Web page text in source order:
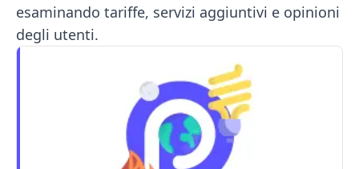
esaminando tariffe, servizi aggiuntivi e opinioni
degli utenti.